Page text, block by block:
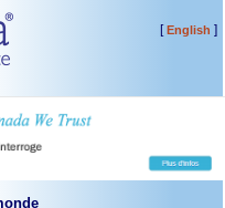
[English ]